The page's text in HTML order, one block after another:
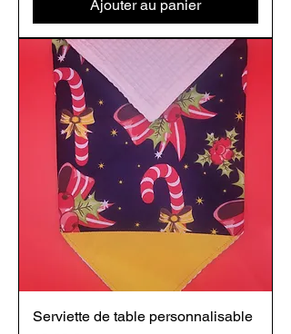
Ajouter au panier
Serviette de table personnalisable